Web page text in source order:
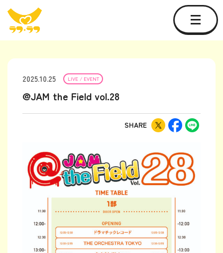
2025.10.25 LIVE / EVENT
@JAM the Field vol.28
SHARE